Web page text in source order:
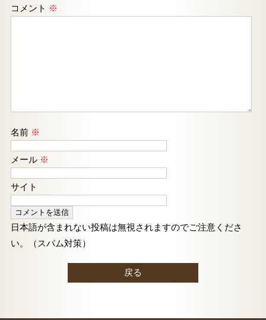
コメント ※
名前 ※
メール ※
サイト
日本語が含まれない投稿は無視されますのでご注意くださ
い。（スパム対策）
戻る